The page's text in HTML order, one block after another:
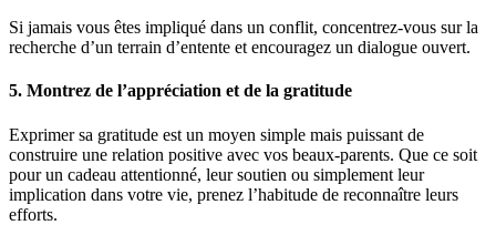
Si jamais vous êtes impliqué dans un conflit, concentrez-vous sur la
recherche d’un terrain d’entente et encouragez un dialogue ouvert.
5. Montrez de l’appréciation et de la gratitude
Exprimer sa gratitude est un moyen simple mais puissant de
construire une relation positive avec vos beaux-parents. Que ce soit
pour un cadeau attentionné, leur soutien ou simplement leur
implication dans votre vie, prenez l’habitude de reconnaître leurs
efforts.